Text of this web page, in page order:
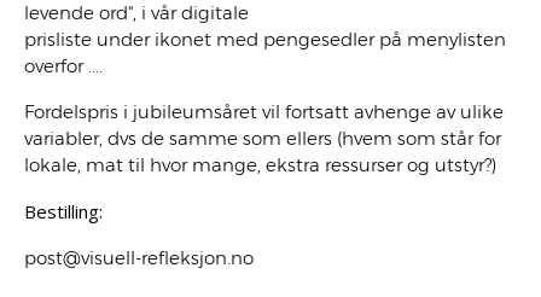
levende ord", i vår digitale
prisliste under ikonet med pengesedler på menylisten
overfor ....
Fordelspris i jubileumsåret vil fortsatt avhenge av ulike
variabler, dvs de samme som ellers (hvem som står for
lokale, mat til hvor mange, ekstra ressurser og utstyr?)
Bestilling:
post@visuell-refleksjon.no